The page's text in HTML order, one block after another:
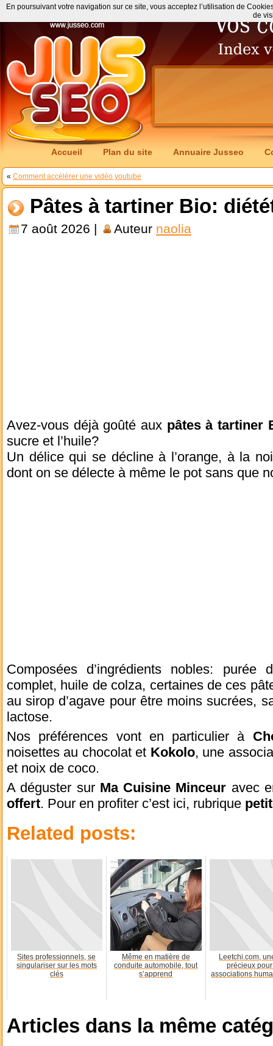
Accueil Plan du site Annuaire Jusseo
« Comment accélérer une vidéo youtube
Pâtes à tartiner Bio:
7 août 2026 | Auteur naolia
Avez-vous déjà goûté aux pâtes à tartiner
sucre et l’huile?
Un délice qui se décline à l’orange, à la
dont on se délecte à même le pot sans que
Composées d’ingrédients nobles:
complet, huile de colza, certaines de ces
au sirop d’agave pour être moins sucrées,
lactose.
Nos préférences vont en particulier à
noisettes au chocolat et Kokolo, une
et noix de coco.
A déguster sur Ma Cuisine Minceur avec
offert. Pour en profiter c’est ici, rubrique
Related posts:
Sites professionnels, se
singulariser sur les mots
clés
Même en matière de
conduite automobile, tout
s’apprend
Leetchi.com,
précieux
associations
Articles dans la même
En poursuivant votre navigation sur ce site, vous acceptez l’utilisation de
de